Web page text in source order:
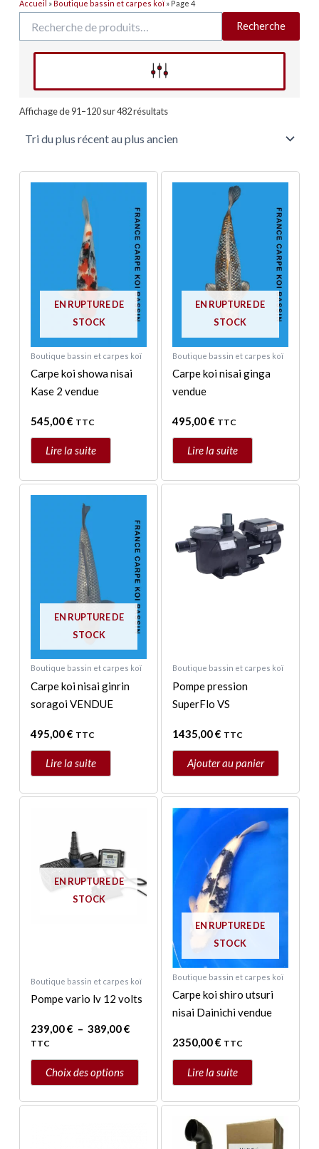
Accueil » Boutique bassin et carpes koï » Page 4
pour :
Recherche
Affinez votre recherche
Affichage de 91–120 sur 482 résultatsdu
au
plus
EN RUPTURE DE
STOCK
Boutique bassin et carpes koï
Carpe koi showa nisai
Kase 2 vendue
545,00€ TTC
Lire la suite
EN RUPTURE DE
STOCK
Boutique bassin et carpes koï
Carpe koi nisai ginga
vendue
495,00€ TTC
Lire la suite
EN RUPTURE DE
STOCK
Boutique bassin et carpes koï
Carpe koi nisai ginrin
soragoi VENDUE
495,00€ TTC
Lire la suite
Boutique bassin et carpes koï
Pompe pression
SuperFlo VS
1435,00€ TTC
Ajouter au panier
EN RUPTURE DE
STOCK
Boutique bassin et carpes koï
Pompe vario lv 12 volts
239,00€ – 389,00€
Plage
TTC
Choix des options
plusieurs
variations.
sur
la
du
EN RUPTURE DE
STOCK
Boutique bassin et carpes koï
Carpe koi shiro utsuri
nisai Dainichi vendue
2350,00€ TTC
Lire la suite